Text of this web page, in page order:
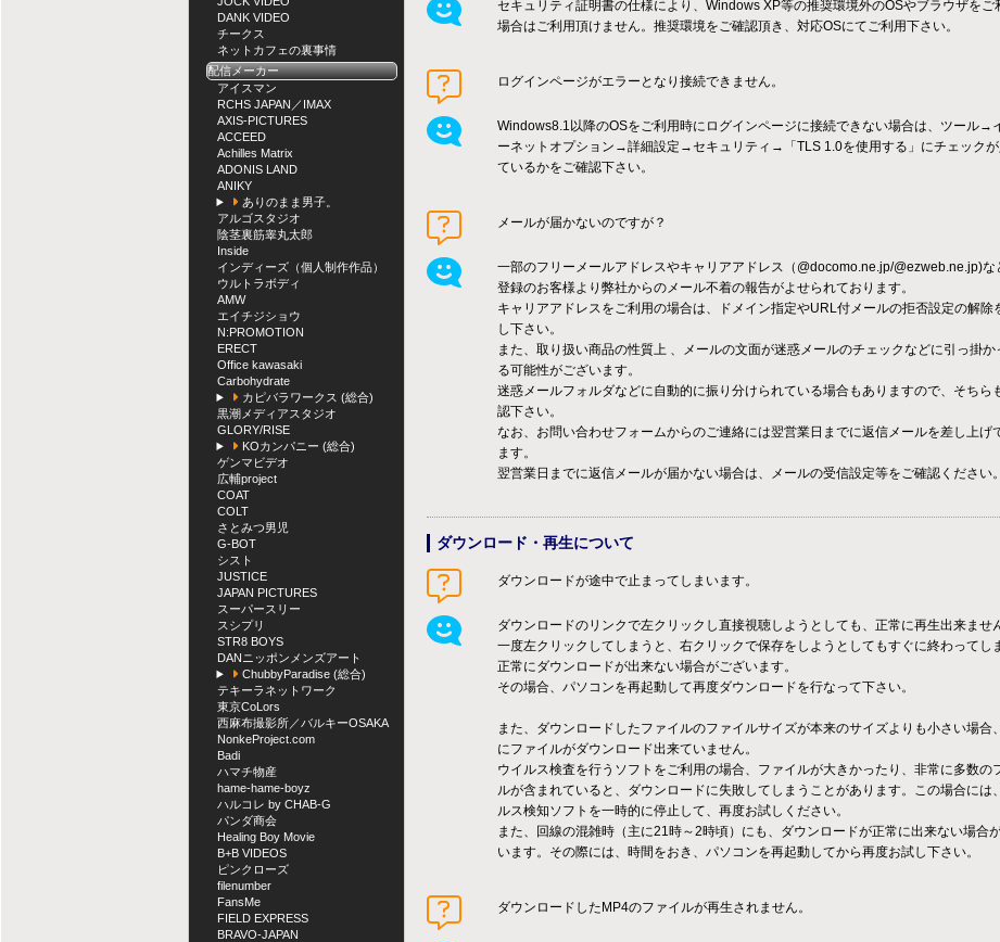
DANK VIDEO
チークス
ネットカフェの裏事情
配信メーカー
アイスマン
RCHS JAPAN／IMAX
AXIS-PICTURES
ACCEED
Achilles Matrix
ADONIS LAND
ANIKY
ありのまま男子。
アルゴスタジオ
陰茎裏筋睾丸太郎
Inside
インディーズ（個人制作作品）
ウルトラボディ
AMW
エイチジショウ
N:PROMOTION
ERECT
Office kawasaki
Carbohydrate
カピバラワークス (総合)
黒潮メディアスタジオ
GLORY/RISE
KOカンパニー (総合)
ゲンマビデオ
広輔project
COAT
COLT
さとみつ男児
G-BOT
シスト
JUSTICE
JAPAN PICTURES
スーパースリー
スシプリ
STR8 BOYS
DANニッポンメンズアート
ChubbyParadise (総合)
テキーラネットワーク
東京CoLors
西麻布撮影所／バルキーOSAKA
NonkeProject.com
Badi
ハマチ物産
hame-hame-boyz
ハルコレ by CHAB-G
パンダ商会
Healing Boy Movie
B+B VIDEOS
ピンクローズ
filenumber
FansMe
FIELD EXPRESS
BRAVO-JAPAN
セキュリティ証明書の仕様により、Windows XP等の推奨環境外のOSやブラウザをご
場合はご利用頂けません。推奨環境をご確認頂き、対応OSにてご利用下さい。
ログインページがエラーとなり接続できません。
Windows8.1以降のOSをご利用時にログインページに接続できない場合は、ツール→
ーネットオプション→詳細設定→セキュリティ→「TLS 1.0を使用する」にチェックが
ているかをご確認下さい。
メールが届かないのですが？
一部のフリーメールアドレスやキャリアアドレス（@docomo.ne.jp/@ezweb.ne.jp)な
登録のお客様より弊社からのメール不着の報告がよせられております。
キャリアアドレスをご利用の場合は、ドメイン指定やURL付メールの拒否設定の解除
し下さい。
また、取り扱い商品の性質上 、メールの文面が迷惑メールのチェックなどに引っ掛か
る可能性がございます。
迷惑メールフォルダなどに自動的に振り分けられている場合もありますので、そちら
認下さい。
なお、お問い合わせフォームからのご連絡には翌営業日までに返信メールを差し上げ
ます。
翌営業日までに返信メールが届かない場合は、メールの受信設定等をご確認ください。
ダウンロード・再生について
ダウンロードが途中で止まってしまいます。
ダウンロードのリンクで左クリックし直接視聴しようとしても、正常に再生出来ません
一度左クリックしてしまうと、右クリックで保存をしようとしてもすぐに終わってし
正常にダウンロードが出来ない場合がございます。
その場合、パソコンを再起動して再度ダウンロードを行なって下さい。
また、ダウンロードしたファイルのファイルサイズが本来のサイズよりも小さい場合
にファイルがダウンロード出来ていません。
ウイルス検査を行うソフトをご利用の場合、ファイルが大きかったり、非常に多数の
ルが含まれていると、ダウンロードに失敗してしまうことがあります。この場合には
ルス検知ソフトを一時的に停止して、再度お試しください。
また、回線の混雑時（主に21時～2時頃）にも、ダウンロードが正常に出来ない場合
います。その際には、時間をおき、パソコンを再起動してから再度お試し下さい。
ダウンロードしたMP4のファイルが再生されません。